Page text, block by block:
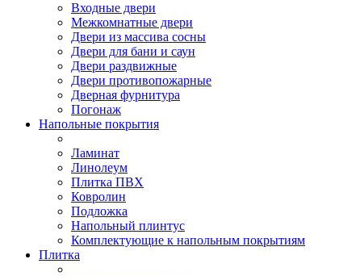
Входные двери
Межкомнатные двери
Двери из массива сосны
Двери для бани и саун
Двери раздвижные
Двери противопожарные
Дверная фурнитура
Погонаж
Напольные покрытия
Ламинат
Линолеум
Плитка ПВХ
Ковролин
Подложка
Напольный плинтус
Комплектующие к напольным покрытиям
Плитка